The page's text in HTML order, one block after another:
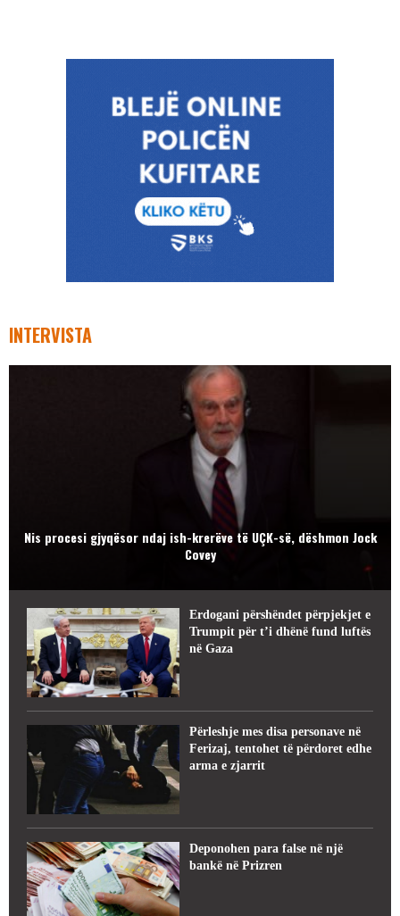
INTERVISTA
Nis procesi gjyqësor ndaj ish-krerëve të UÇK-së, dëshmon Jock
Covey
Erdogani përshëndet përpjekjet e
Trumpit për t’i dhënë fund luftës
në Gaza
Përleshje mes disa personave në
Ferizaj, tentohet të përdoret edhe
arma e zjarrit
Deponohen para false në një
bankë në Prizren